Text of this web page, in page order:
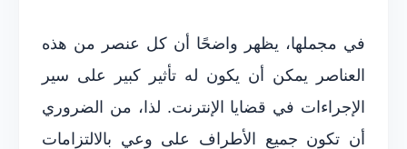
في مجملها، يظهر واضحًا أن كل عنصر من هذه
العناصر يمكن أن يكون له تأثير كبير على سير
الإجراءات في قضايا الإنترنت. لذا، من الضروري
أن تكون جميع الأطراف على وعي بالالتزامات